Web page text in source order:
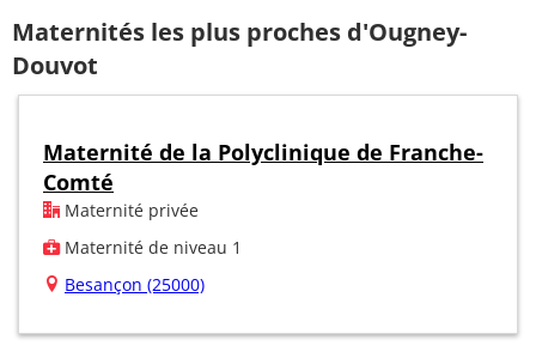
Maternités les plus proches d'Ougney-
Douvot
Maternité de la Polyclinique de Franche-
Comté
Maternité privée
Maternité de niveau 1
Besançon (25000)